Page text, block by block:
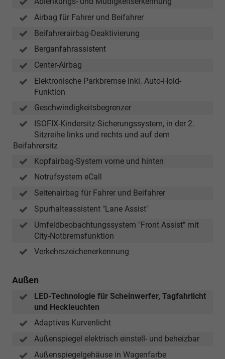
Airbag für Fahrer und Beifahrer
Beifahrerairbag-Deaktivierung
Berganfahrassistent
Center-Airbag
Elektronische Parkbremse inkl. Auto-Hold-
Funktion
Geschwindigkeitsbegrenzer
ISOFIX-Kindersitz-Sicherungssystem, in der 2.
Sitzreihe links und rechts und auf dem
Beifahrersitz
Kopfairbag-System vorne und hinten
Notrufsystem eCall
Seitenairbag für Fahrer und Beifahrer
Spurhalteassistent "Lane Assist"
Umfeldbeobachtungssystem "Front Assist" mit
City-Notbremsfunktion
Verkehrszeichenerkennung
Außen
LED-Technologie für Scheinwerfer, Tagfahrlicht
und Heckleuchten
Adaptives Kurvenlicht
Außenspiegel elektrisch einstell- und beheizbar
Außenspiegelgehäuse in Wagenfarbe